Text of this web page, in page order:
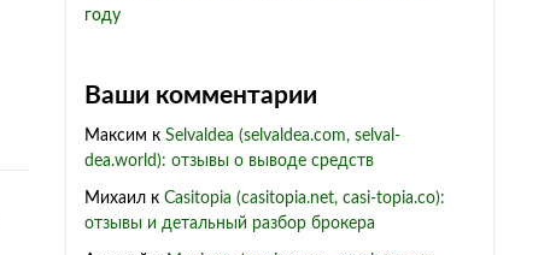
году
Ваши комментарии
Максим к Selvaldea (selvaldea.com, selval-
dea.world): отзывы о выводе средств
Михаил к Casitopia (casitopia.net, casi-topia.co):
отзывы и детальный разбор брокера